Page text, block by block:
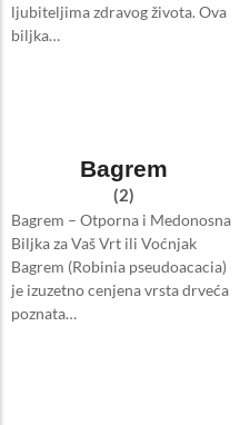
ljubiteljima zdravog života. Ova
biljka…
Bagrem
(2)
Bagrem – Otporna i Medonosna
Biljka za Vaš Vrt ili Voćnjak
Bagrem (Robinia pseudoacacia)
je izuzetno cenjena vrsta drveća
poznata…